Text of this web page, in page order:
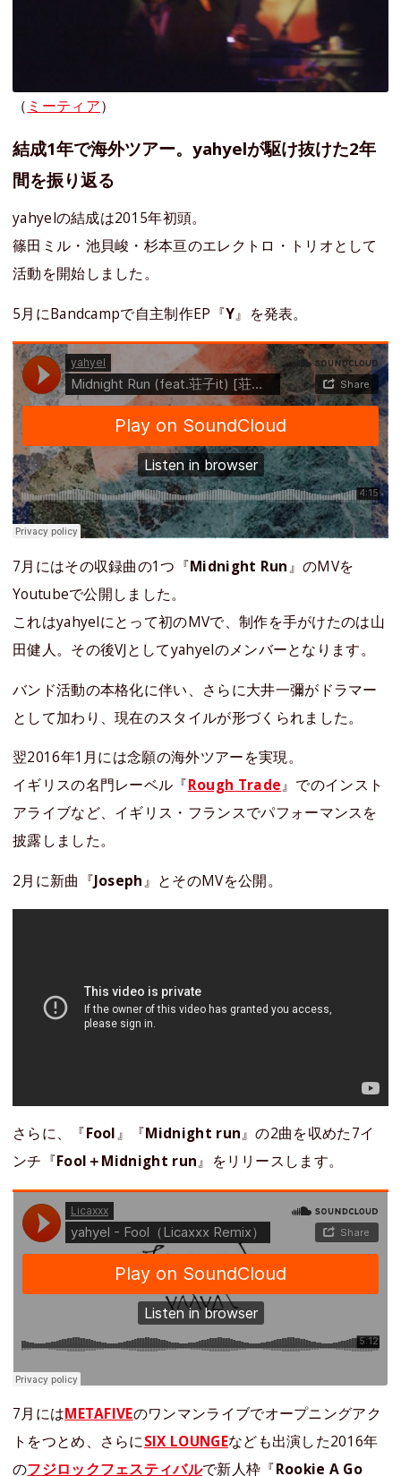
（ ミーティア）
結成1年で海外ツアー。yahyelが駆け抜けた2年
間を振り返る
yahyelの結成は2015年初頭。
篠田ミル・池貝峻・杉本亘のエレクトロ・トリオとして
活動を開始しました。
5月にBandcampで自主制作EP『Y』を発表。
7月にはその収録曲の1つ『Midnight Run』のMVを
Youtubeで公開しました。
これはyahyelにとって初のMVで、制作を手がけたのは山
田健人。その後VJとしてyahyelのメンバーとなります。
バンド活動の本格化に伴い、さらに大井一彌がドラマー
として加わり、現在のスタイルが形づくられました。
翌2016年1月には念願の海外ツアーを実現。
イギリスの名門レーベル『Rough Trade』でのインスト
アライブなど、イギリス・フランスでパフォーマンスを
披露しました。
2月に新曲『Joseph』とそのMVを公開。
さらに、『Fool』『Midnight run』の2曲を収めた7イ
ンチ『Fool＋Midnight run』をリリースします。
7月にはMETAFIVEのワンマンライブでオープニングアク
トをつとめ、さらにSIX LOUNGEなども出演した2016年
のフジロックフェスティバルで新人枠『Rookie A Go